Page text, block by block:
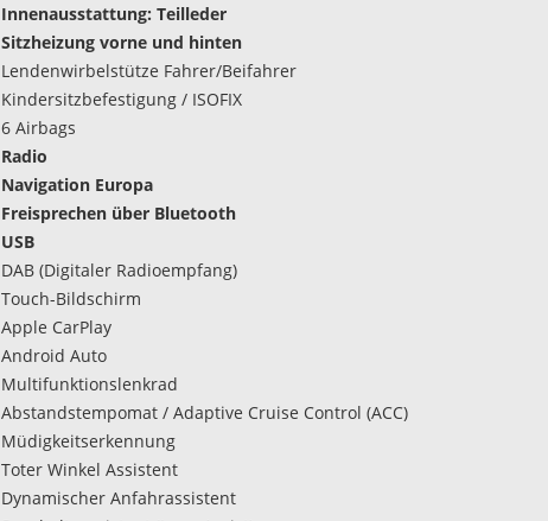
Innenausstattung: Teilleder
Sitzheizung vorne und hinten
Lendenwirbelstütze Fahrer/Beifahrer
Kindersitzbefestigung / ISOFIX
6 Airbags
Radio
Navigation Europa
Freisprechen über Bluetooth
USB
DAB (Digitaler Radioempfang)
Touch-Bildschirm
Apple CarPlay
Android Auto
Multifunktionslenkrad
Abstandstempomat / Adaptive Cruise Control (ACC)
Müdigkeitserkennung
Toter Winkel Assistent
Dynamischer Anfahrassistent